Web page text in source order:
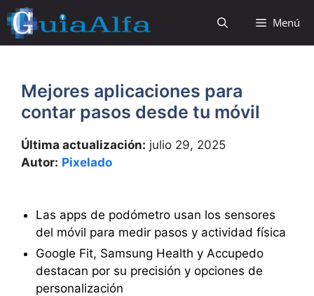
Saltar
al
contenido
Menú
Mejores aplicaciones para
contar pasos desde tu móvil
Última actualización: julio 29, 2025
Autor: Pixelado
Las apps de podómetro usan los sensores
del móvil para medir pasos y actividad física
Google Fit, Samsung Health y Accupedo
destacan por su precisión y opciones de
personalización